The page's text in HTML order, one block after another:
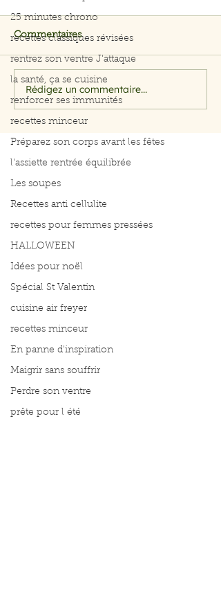
25 minutes chrono
recettes classiques révisées
rentrez son ventre J'attaque
la santé, ça se cuisine
renforcer ses immunités
recettes minceur
Préparez son corps avant les fêtes
l'assiette rentrée équilibrée
Les soupes
Recettes anti cellulite
recettes pour femmes pressées
HALLOWEEN
Idées pour noël
Spécial St Valentin
cuisine air freyer
recettes minceur
En panne d'inspiration
Maigrir sans souffrir
Perdre son ventre
prête pour l été
Filet de saumon aux
herbes et citron
Commentaires
Rédigez un commentaire...